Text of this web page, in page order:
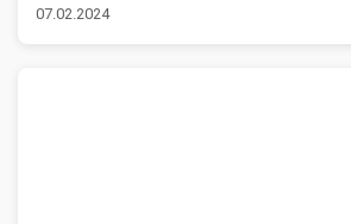
07.02.2024